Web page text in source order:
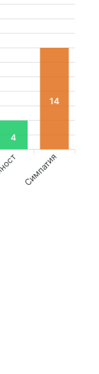
4
14
Симпатия